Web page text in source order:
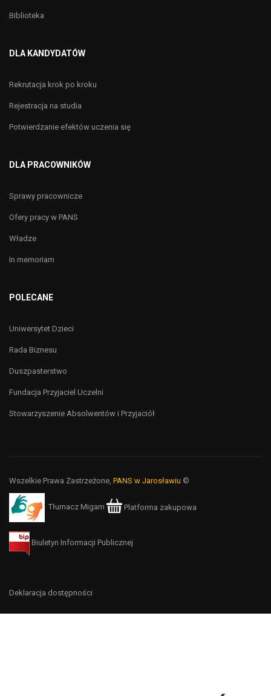
Biblioteka
DLA KANDYDATÓW
Rekrutacja krok po kroku
Rejestracja na studia
Potwierdzanie efektów uczenia się
DLA PRACOWNIKÓW
Sprawy pracownicze
Ofery pracy w PANS
Władze
In memoriam
POLECANE
Uniwersytet Dzieci
Rada Biznesu
Duszpasterstwo
Fundacja Przyjaciel Uczelni
Stowarzyszenie Absolwentów i Przyjaciół
Wszelkie Prawa Zastrzeżone, PANS w Jarosławiu ©
Tłumacz Migam Platforma zakupowa
Biuletyn Informacji Publicznej
Deklaracja dostępności